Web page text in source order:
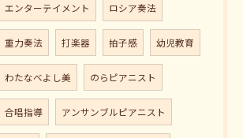
エンターテイメント ロシア奏法
重力奏法 打楽器 拍子感 幼児教育
わたなべよし美 のらピアニスト
合唱指導 アンサンブルピアニスト